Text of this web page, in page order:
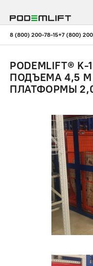
8 (800) 200-78-15+7 (800)
PODEMLIFT®
ПОДЪЕМА 4,5 М
ПЛАТФОРМЫ